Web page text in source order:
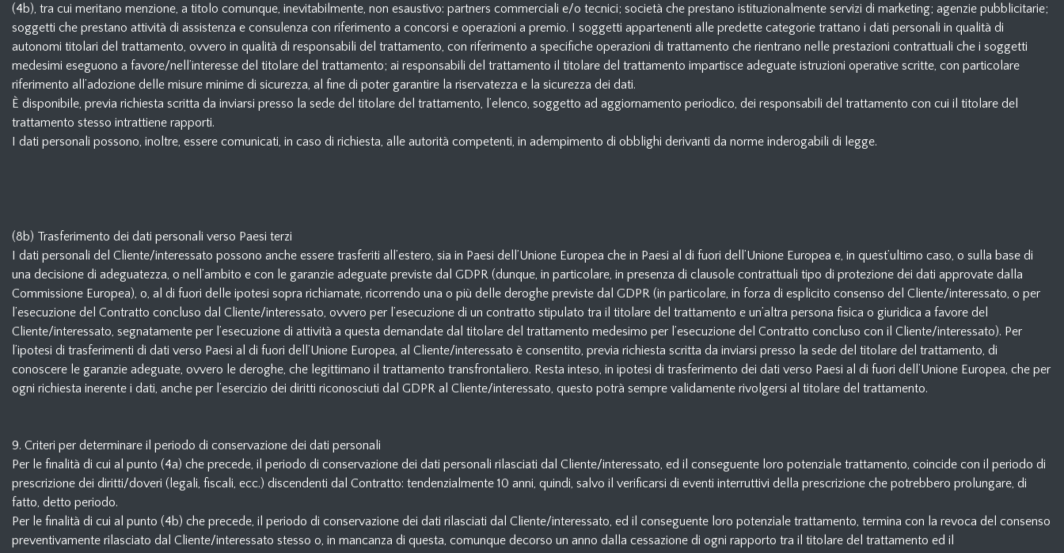
(4b), tra cui meritano menzione, a titolo comunque, inevitabilmente, non esaustivo: partners commerciali e/o tecnici; società che prestano istituzionalmente servizi di marketing; agenzie pubblicitarie;
soggetti che prestano attività di assistenza e consulenza con riferimento a concorsi e operazioni a premio. I soggetti appartenenti alle predette categorie trattano i dati personali in qualità di
autonomi titolari del trattamento, ovvero in qualità di responsabili del trattamento, con riferimento a specifiche operazioni di trattamento che rientrano nelle prestazioni contrattuali che i soggetti
medesimi eseguono a favore/nell’interesse del titolare del trattamento; ai responsabili del trattamento il titolare del trattamento impartisce adeguate istruzioni operative scritte, con particolare
riferimento all’adozione delle misure minime di sicurezza, al fine di poter garantire la riservatezza e la sicurezza dei dati.
È disponibile, previa richiesta scritta da inviarsi presso la sede del titolare del trattamento, l’elenco, soggetto ad aggiornamento periodico, dei responsabili del trattamento con cui il titolare del
trattamento stesso intrattiene rapporti.
I dati personali possono, inoltre, essere comunicati, in caso di richiesta, alle autorità competenti, in adempimento di obblighi derivanti da norme inderogabili di legge.
(8b) Trasferimento dei dati personali verso Paesi terzi
I dati personali del Cliente/interessato possono anche essere trasferiti all’estero, sia in Paesi dell’Unione Europea che in Paesi al di fuori dell’Unione Europea e, in quest’ultimo caso, o sulla base di
una decisione di adeguatezza, o nell’ambito e con le garanzie adeguate previste dal GDPR (dunque, in particolare, in presenza di clausole contrattuali tipo di protezione dei dati approvate dalla
Commissione Europea), o, al di fuori delle ipotesi sopra richiamate, ricorrendo una o più delle deroghe previste dal GDPR (in particolare, in forza di esplicito consenso del Cliente/interessato, o per
l’esecuzione del Contratto concluso dal Cliente/interessato, ovvero per l’esecuzione di un contratto stipulato tra il titolare del trattamento e un’altra persona fisica o giuridica a favore del
Cliente/interessato, segnatamente per l’esecuzione di attività a questa demandate dal titolare del trattamento medesimo per l’esecuzione del Contratto concluso con il Cliente/interessato). Per
l’ipotesi di trasferimenti di dati verso Paesi al di fuori dell’Unione Europea, al Cliente/interessato è consentito, previa richiesta scritta da inviarsi presso la sede del titolare del trattamento, di
conoscere le garanzie adeguate, ovvero le deroghe, che legittimano il trattamento transfrontaliero. Resta inteso, in ipotesi di trasferimento dei dati verso Paesi al di fuori dell’Unione Europea, che per
ogni richiesta inerente i dati, anche per l’esercizio dei diritti riconosciuti dal GDPR al Cliente/interessato, questo potrà sempre validamente rivolgersi al titolare del trattamento.
9. Criteri per determinare il periodo di conservazione dei dati personali
Per le finalità di cui al punto (4a) che precede, il periodo di conservazione dei dati personali rilasciati dal Cliente/interessato, ed il conseguente loro potenziale trattamento, coincide con il periodo di
prescrizione dei diritti/doveri (legali, fiscali, ecc.) discendenti dal Contratto: tendenzialmente 10 anni, quindi, salvo il verificarsi di eventi interruttivi della prescrizione che potrebbero prolungare, di
fatto, detto periodo.
Per le finalità di cui al punto (4b) che precede, il periodo di conservazione dei dati rilasciati dal Cliente/interessato, ed il conseguente loro potenziale trattamento, termina con la revoca del consenso
preventivamente rilasciato dal Cliente/interessato stesso o, in mancanza di questa, comunque decorso un anno dalla cessazione di ogni rapporto tra il titolare del trattamento ed il